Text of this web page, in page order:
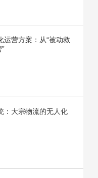
运营方案：从“被动救
：大宗物流的无人化